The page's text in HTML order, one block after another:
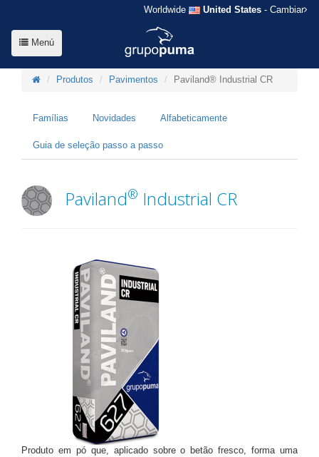
Worldwide United States - Cambiar
Menú
Produtos Pavimentos Paviland® Industrial CR
Famílias Novidades Alfabeticamente
Guia de seleção passo a passo
Paviland® Industrial CR
Produto em pó que, aplicado sobre o betão fresco, forma uma